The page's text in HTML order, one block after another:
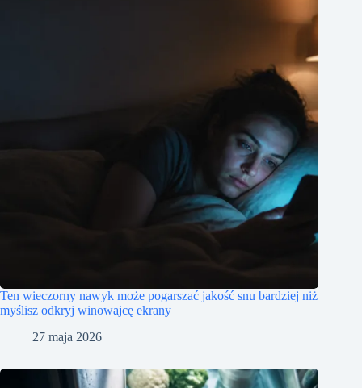
Ten wieczorny nawyk może pogarszać jakość snu bardziej niż
myślisz odkryj winowajcę ekrany
27 maja 2026